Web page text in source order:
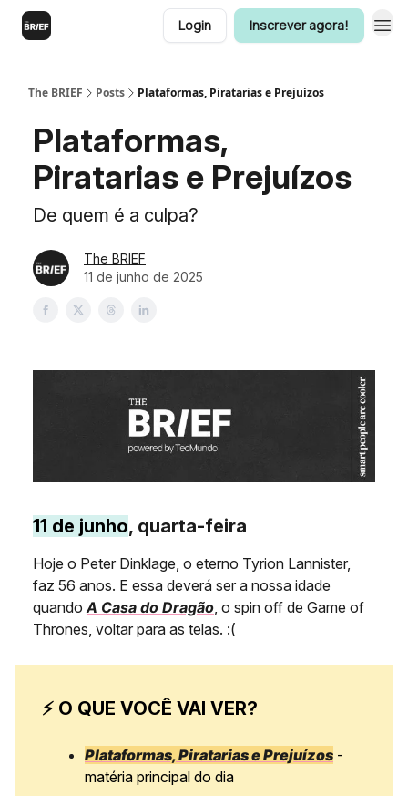
Login Inscrever agora!
The BRIEF Posts Plataformas, Piratarias e Prejuízos
Plataformas,
Piratarias e Prejuízos
De quem é a culpa?
The BRIEF
11 de junho de 2025
11 de junho, quarta-feira
Hoje o Peter Dinklage, o eterno Tyrion Lannister,
faz 56 anos. E essa deverá ser a nossa idade
quandoA Casa do Dragão, o spin off de Game of
Thrones, voltar para as telas. :(
⚡ O QUE VOCÊ VAI VER?
Plataformas, Piratarias e Prejuízos -
matéria principal do dia